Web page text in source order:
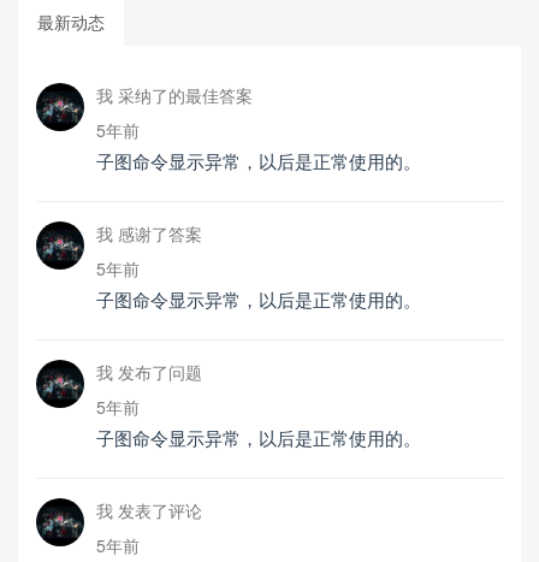
最新动态
我 采纳了的最佳答案
5年前
子图命令显示异常，以后是正常使用的。
我 感谢了答案
5年前
子图命令显示异常，以后是正常使用的。
我 发布了问题
5年前
子图命令显示异常，以后是正常使用的。
我 发表了评论
5年前